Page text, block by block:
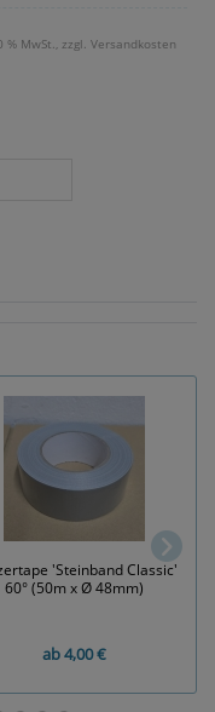
% MwSt., zzgl. Versandkosten
'Steinband Classic'
60° (50m x Ø 48mm)
ab4,00 €